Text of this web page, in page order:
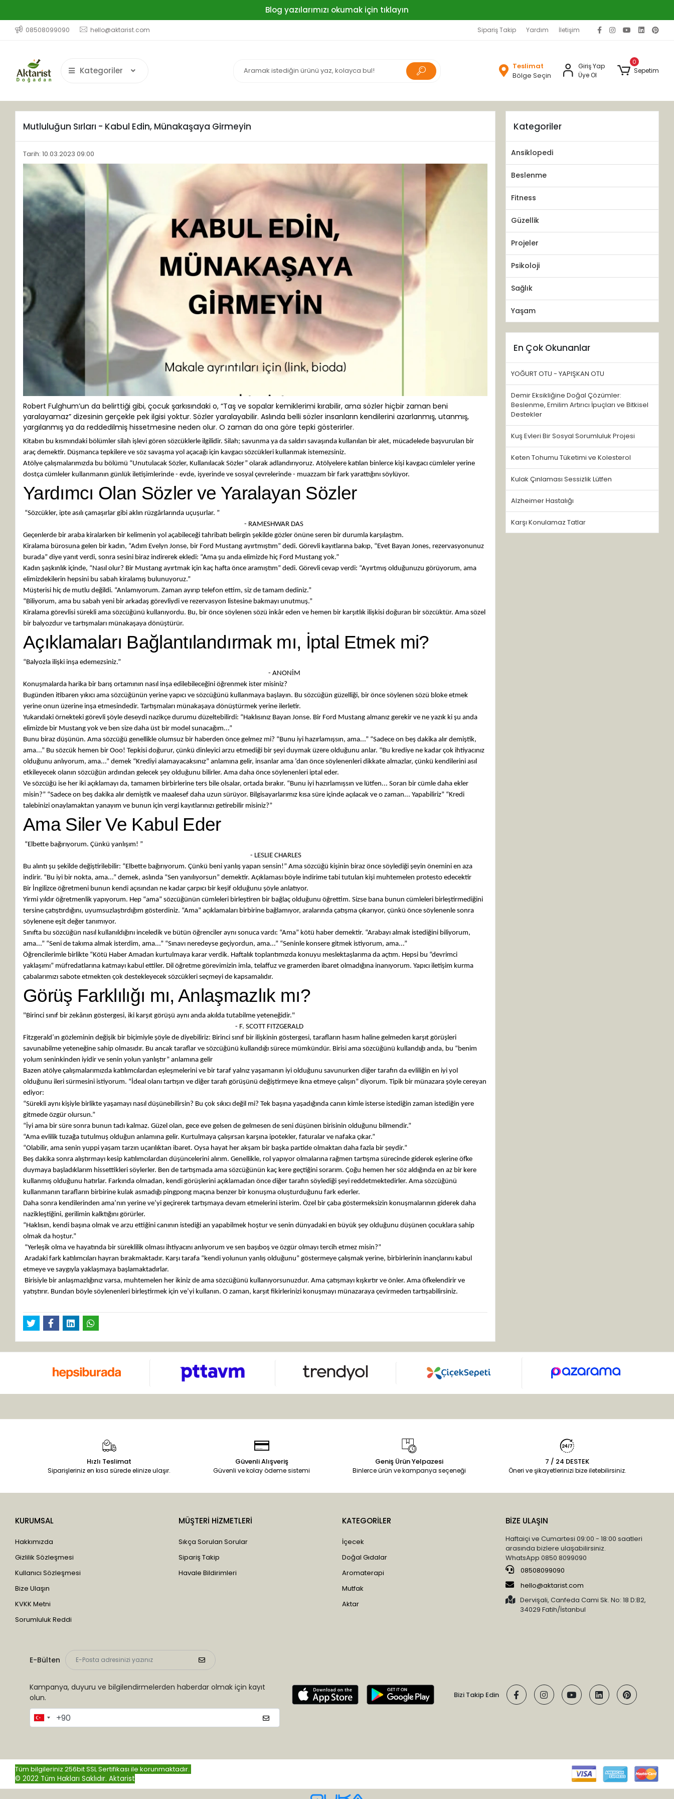
Blog yazılarımızı okumak için tıklayın
08508099090 hello@aktarist.com Sipariş Takip Yardım İletişim
Kategoriler
Teslimat
Bölge Seçin
Giriş Yap
Üye Ol
0
Sepetim
Mutluluğun Sırları - Kabul Edin, Münakaşaya Girmeyin
Tarih: 10.03.2023 09:00
Robert Fulghum’un da belirttiği gibi, çocuk şarkısındaki o, “Taş ve sopalar kemiklerimi kırabilir, ama sözler hiçbir zaman beni
yaralayamaz” dizesinin gerçekle pek ilgisi yoktur. Sözler yaralayabilir. Aslında belli sözler insanların kendilerini azarlanmış, utanmış,
yargılanmış ya da reddedilmiş hissetmesine neden olur. O zaman da ona göre tepki gösterirler.
Kitabın bu kısmındaki bölümler silah işlevi gören sözcüklerle ilgilidir. Silah; savunma ya da saldırı savaşında kullanılan bir alet, mücadelede başvurulan bir
araç demektir. Düşmanca tepkilere ve söz savaşma yol açacağı için kavgacı sözcükleri kullanmak istemezsiniz.
Atölye çalışmalarımızda bu bölümü “Unutulacak Sözler, Kullanılacak Sözler” olarak adlandırıyoruz. Atölyelere katılan binlerce kişi kavgacı cümleler yerine
dostça cümleler kullanmanın günlük iletişimlerinde - evde, işyerinde ve sosyal çevrelerinde - muazzam bir fark yarattığını söylüyor.
Yardımcı Olan Sözler ve Yaralayan Sözler
“Sözcükler, ipte asılı çamaşırlar gibi aklın rüzgârlarında uçuşurlar. ”
- RAMESHWAR DAS
Geçenlerde bir araba kiralarken bir kelimenin yol açabileceği tahribatı belirgin şekilde gözler önüne seren bir durumla karşılaştım.
Kiralama bürosuna gelen bir kadın, “Adım Evelyn Jonse, bir Ford Mustang ayırtmıştım” dedi. Görevli kayıtlarına bakıp, “Evet Bayan Jones, rezervasyonunuz
burada” diye yanıt verdi, sonra sesini biraz indirerek ekledi: “Ama şu anda elimizde hiç Ford Mustang yok.”
Kadın şaşkınlık içinde, “Nasıl olur? Bir Mustang ayırtmak için kaç hafta önce aramıştım” dedi. Görevli cevap verdi: “Ayırtmış olduğunuzu görüyorum, ama
elimizdekilerin hepsini bu sabah kiralamış bulunuyoruz.”
Müşterisi hiç de mutlu değildi. “Anlamıyorum. Zaman ayırıp telefon ettim, siz de tamam dediniz.”
“Biliyorum, ama bu sabah yeni bir arkadaş görevliydi ve rezervasyon listesine bakmayı unutmuş.”
Kiralama görevlisi sürekli ama sözcüğünü kullanıyordu. Bu, bir önce söylenen sözü inkâr eden ve hemen bir karşıtlık ilişkisi doğuran bir sözcüktür. Ama sözel
bir balyozdur ve tartışmaları münakaşaya dönüştürür.
Açıklamaları Bağlantılandırmak mı, İptal Etmek mi?
“Balyozla ilişki inşa edemezsiniz.”
- ANONİM
Konuşmalarda harika bir barış ortamının nasıl inşa edilebileceğini öğrenmek ister misiniz?
Bugünden itibaren yıkıcı ama sözcüğünün yerine yapıcı ve sözcüğünü kullanmaya başlayın. Bu sözcüğün güzelliği, bir önce söylenen sözü bloke etmek
yerine onun üzerine inşa etmesindedir. Tartışmaları münakaşaya dönüştürmek yerine ilerletir.
Yukarıdaki örnekteki görevli şöyle deseydi nazikçe durumu düzeltebilirdi: “Haklısınız Bayan Jonse. Bir Ford Mustang almanız gerekir ve ne yazık ki şu anda
elimizde bir Mustang yok ve ben size daha üst bir model sunacağım...”
Bunu biraz düşünün. Ama sözcüğü genellikle olumsuz bir haberden önce gelmez mi? “Bunu iyi hazırlamışsın, ama...” “Sadece on beş dakika alır demiştik,
ama...” Bu sözcük hemen bir Ooo! Tepkisi doğurur, çünkü dinleyici arzu etmediği bir şeyi duymak üzere olduğunu anlar. “Bu krediye ne kadar çok ihtiyacınız
olduğunu anlıyorum, ama...” demek “Krediyi alamayacaksınız” anlamına gelir, insanlar ama ’dan önce söylenenleri dikkate almazlar, çünkü kendilerini asıl
etkileyecek olanın sözcüğün ardından gelecek şey olduğunu bilirler. Ama daha önce söylenenleri iptal eder.
Ve sözcüğü ise her iki açıklamayı da, tamamen birbirlerine ters bile olsalar, ortada bırakır. “Bunu iyi hazırlamışsın ve lütfen... Soran bir cümle daha ekler
misin?” “Sadece on beş dakika alır demiştik ve maalesef daha uzun sürüyor. Bilgisayarlarımız kısa süre içinde açılacak ve o zaman... Yapabiliriz” “Kredi
talebinizi onaylamaktan yanayım ve bunun için vergi kayıtlarınızı getirebilir misiniz?”
Ama Siler Ve Kabul Eder
“Elbette bağırıyorum. Çünkü yanlışım! ”
- LESLIE CHARLES
Bu alıntı şu şekilde değiştirilebilir: “Elbette bağırıyorum. Çünkü beni yanlış yapan sensin!” Ama sözcüğü kişinin biraz önce söylediği şeyin önemini en aza
indirir. “Bu iyi bir nokta, ama...” demek, aslında “Sen yanılıyorsun” demektir. Açıklaması böyle indirime tabi tutulan kişi muhtemelen protesto edecektir
Bir İngilizce öğretmeni bunun kendi açısından ne kadar çarpıcı bir keşif olduğunu şöyle anlatıyor.
Yirmi yıldır öğretmenlik yapıyorum. Hep “ama” sözcüğünün cümleleri birleştiren bir bağlaç olduğunu öğrettim. Sizse bana bunun cümleleri birleştirmediğini
tersine çatıştırdığını, uyumsuzlaştırdığım gösterdiniz. “Ama” açıklamaları birbirine bağlamıyor, aralarında çatışma çıkarıyor, çünkü önce söylenenle sonra
söylenene eşit değer tanımıyor.
Sınıfta bu sözcüğün nasıl kullanıldığını inceledik ve bütün öğrenciler aynı sonuca vardı: “Ama” kötü haber demektir. “Arabayı almak istediğini biliyorum,
ama...” “Seni de takıma almak isterdim, ama...” “Sınavı neredeyse geçiyordun, ama...” “Seninle konsere gitmek istiyorum, ama...”
Öğrencilerimle birlikte “Kötü Haber Amadan kurtulmaya karar verdik. Haftalık toplantımızda konuyu meslektaşlarıma da açtım. Hepsi bu “devrimci
yaklaşımı” müfredatlarına katmayı kabul ettiler. Dil öğretme görevimizin imla, telaffuz ve gramerden ibaret olmadığına inanıyorum. Yapıcı iletişim kurma
çabalarımızı sabote etmekten çok destekleyecek sözcükleri seçmeyi de kapsamalıdır.
Görüş Farklılığı mı, Anlaşmazlık mı?
"Birinci sınıf bir zekânın göstergesi, iki karşıt görüşü aynı anda akılda tutabilme yeteneğidir."
- F. SCOTT FITZGERALD
Fitzgerald’ın gözleminin değişik bir biçimiyle şöyle de diyebiliriz: Birinci sınıf bir ilişkinin göstergesi, tarafların hasım haline gelmeden karşıt görüşleri
savunabilme yeteneğine sahip olmasıdır. Bu ancak taraflar ve sözcüğünü kullandığı sürece mümkündür. Birisi ama sözcüğünü kullandığı anda, bu “benim
yolum seninkinden iyidir ve senin yolun yanlıştır” anlamına gelir
Bazen atölye çalışmalarımızda katılımcılardan eşleşmelerini ve bir taraf yalnız yaşamanın iyi olduğunu savunurken diğer tarafın da evliliğin en iyi yol
olduğunu ileri sürmesini istiyorum. “İdeal olanı tartışın ve diğer tarafı görüşünü değiştirmeye ikna etmeye çalışın” diyorum. Tipik bir münazara şöyle cereyan
ediyor:
“Sürekli aynı kişiyle birlikte yaşamayı nasıl düşünebilirsin? Bu çok sıkıcı değil mi? Tek başına yaşadığında canın kimle isterse istediğin zaman istediğin yere
gitmede özgür olursun.”
“İyi ama bir süre sonra bunun tadı kalmaz. Güzel olan, gece eve gelsen de gelmesen de seni düşünen birisinin olduğunu bilmendir.”
“Ama evlilik tuzağa tutulmuş olduğun anlamına gelir. Kurtulmaya çalışırsan karşına ipotekler, faturalar ve nafaka çıkar.”
“Olabilir, ama senin yuppi yaşam tarzın uçarılıktan ibaret. Oysa hayat her akşam bir başka partide olmaktan daha fazla bir şeydir.”
Beş dakika sonra alıştırmayı kesip katılımcılardan düşüncelerini alırım. Genellikle, rol yapıyor olmalarına rağmen tartışma sürecinde giderek eşlerine öfke
duymaya başladıklarım hissettikleri söylerler. Ben de tartışmada ama sözcüğünün kaç kere geçtiğini sorarım. Çoğu hemen her söz aldığında en az bir kere
kullanmış olduğunu hatırlar. Farkında olmadan, kendi görüşlerini açıklamadan önce diğer tarafın söylediği şeyi reddetmektedirler. Ama sözcüğünü
kullanmanın tarafların birbirine kulak asmadığı pingpong maçına benzer bir konuşma oluşturduğunu fark ederler.
Daha sonra kendilerinden ama’nın yerine ve’yi geçirerek tartışmaya devam etmelerini isterim. Özel bir çaba göstermeksizin konuşmalarının giderek daha
nazikleştiğini, gerilimin kalktığını görürler.
“Haklısın, kendi başına olmak ve arzu ettiğini canının istediği an yapabilmek hoştur ve senin dünyadaki en büyük şey olduğunu düşünen çocuklara sahip
olmak da hoştur.”
“Yerleşik olma ve hayatında bir süreklilik olması ihtiyacını anlıyorum ve sen başıboş ve özgür olmayı tercih etmez misin?”
Aradaki fark katılımcıları hayran bırakmaktadır. Karşı tarafa “kendi yolunun yanlış olduğunu” göstermeye çalışmak yerine, birbirlerinin inançlarını kabul
etmeye ve saygıyla yaklaşmaya başlamaktadırlar.
Birisiyle bir anlaşmazlığınız varsa, muhtemelen her ikiniz de ama sözcüğünü kullanıyorsunuzdur. Ama çatışmayı kışkırtır ve önler. Ama öfkelendirir ve
yatıştırır. Bundan böyle söylenenleri birleştirmek için ve’yi kullanın. O zaman, karşıt fikirlerinizi konuşmayı münazaraya çevirmeden tartışabilirsiniz.
Kategoriler
Ansiklopedi
Beslenme
Fitness
Güzellik
Projeler
Psikoloji
Sağlık
Yaşam
En Çok Okunanlar
YOĞURT OTU - YAPIŞKAN OTU
Demir Eksikliğine Doğal Çözümler:
Beslenme, Emilim Artırıcı İpuçları ve Bitkisel
Destekler
Kuş Evleri Bir Sosyal Sorumluluk Projesi
Keten Tohumu Tüketimi ve Kolesterol
Kulak Çınlaması Sessizlik Lütfen
Alzheimer Hastalığı
Karşı Konulamaz Tatlar
Hızlı Teslimat
Siparişleriniz en kısa sürede elinize ulaşır.
Güvenli Alışveriş
Güvenli ve kolay ödeme sistemi
Geniş Ürün Yelpazesi
Binlerce ürün ve kampanya seçeneği
7 / 24 DESTEK
Öneri ve şikayetlerinizi bize iletebilirsiniz.
KURUMSAL
Hakkımızda
Gizlilik Sözleşmesi
Kullanıcı Sözleşmesi
Bize Ulaşın
KVKK Metni
Sorumluluk Reddi
MÜŞTERİ HİZMETLERİ
Sıkça Sorulan Sorular
Sipariş Takip
Havale Bildirimleri
KATEGORİLER
İçecek
Doğal Gıdalar
Aromaterapi
Mutfak
Aktar
BİZE ULAŞIN
Haftaiçi ve Cumartesi 09:00 - 18:00 saatleri
arasında bizlere ulaşabilirsiniz.
WhatsApp 0850 8099090
08508099090
hello@aktarist.com
Dervişali, Canfeda Cami Sk. No: 18 D:B2,
34029 Fatih/İstanbul
E-Bülten
Kampanya, duyuru ve bilgilendirmelerden haberdar olmak için kayıt
olun.
Bizi Takip Edin
Tüm bilgileriniz 256bit SSL Sertifikası ile korunmaktadır.
© 2022 Tüm Hakları Saklıdır. Aktarist